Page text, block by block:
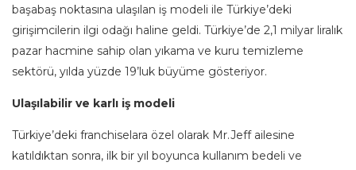
başabaş noktasına ulaşılan iş modeli ile Türkiye’deki
girişimcilerin ilgi odağı haline geldi. Türkiye’de 2,1 milyar liralık
pazar hacmine sahip olan yıkama ve kuru temizleme
sektörü, yılda yüzde 19’luk büyüme gösteriyor.
Ulaşılabilir ve karlı iş modeli
Türkiye’deki franchiselara özel olarak Mr.Jeff ailesine
katıldıktan sonra, ilk bir yıl boyunca kullanım bedeli ve